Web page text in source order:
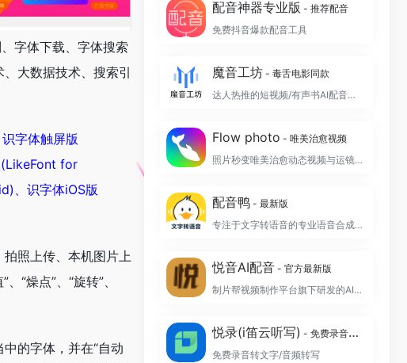
字体下载、字体搜索
大数据技术、搜索引
字体触屏版
for
、识字体iOS版
照上传、本机图片上
“燥点”、“旋转”、
的字体，并在“自动
配音神器专业版 - 推荐配音
免费抖音爆款配音工具
魔音工坊 - 毒舌电影同款
达人热推的短视频/有声书AI配音平台
Flow photo - 唯美治愈视频
照片秒变唯美治愈动态视频与运镜航拍大片
配音鸭 - 最新版
专注于文字转语音的专业语音合成制作软件
悦音AI配音 - 官方最新版
制片帮视频制作平台旗下研发的AI智能配音工具
悦录(i笛云听写) - 免费录音转文字
免费录音转文字/音频转写